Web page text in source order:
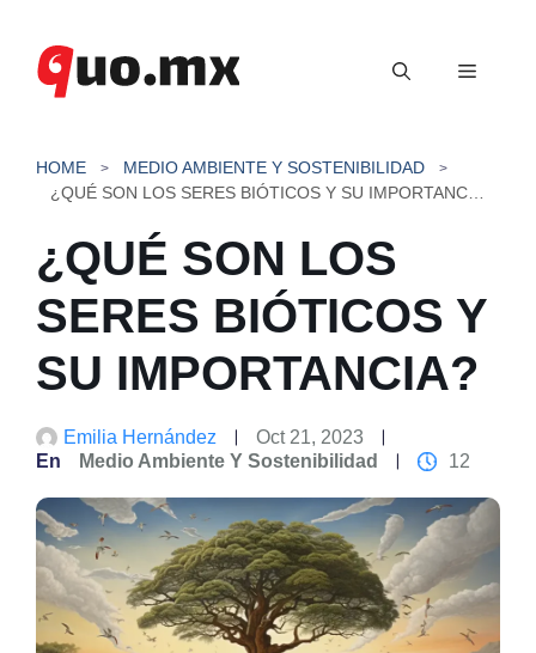
contenido
Menú
HOME
MEDIO AMBIENTE Y SOSTENIBILIDAD
¿QUÉ SON LOS
SERES BIÓTICOS Y
SU IMPORTANCIA?
Emilia Hernández
Oct 21, 2023
En
Medio Ambiente Y Sostenibilidad 12